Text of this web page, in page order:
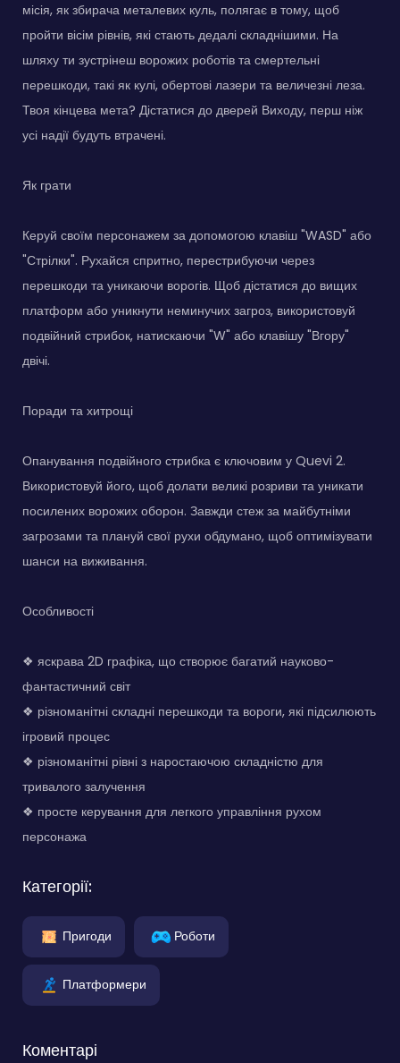
місія, як збирача металевих куль, полягає в тому, щоб
пройти вісім рівнів, які стають дедалі складнішими. На
шляху ти зустрінеш ворожих роботів та смертельні
перешкоди, такі як кулі, обертові лазери та величезні леза.
Твоя кінцева мета? Дістатися до дверей Виходу, перш ніж
усі надії будуть втрачені.
Як грати
Керуй своїм персонажем за допомогою клавіш "WASD" або
"Стрілки". Рухайся спритно, перестрибуючи через
перешкоди та уникаючи ворогів. Щоб дістатися до вищих
платформ або уникнути неминучих загроз, використовуй
подвійний стрибок, натискаючи "W" або клавішу "Вгору"
двічі.
Поради та хитрощі
Опанування подвійного стрибка є ключовим у Quevi 2.
Використовуй його, щоб долати великі розриви та уникати
посилених ворожих оборон. Завжди стеж за майбутніми
загрозами та плануй свої рухи обдумано, щоб оптимізувати
шанси на виживання.
Особливості
❖ яскрава 2D графіка, що створює багатий науково-
фантастичний світ
❖ різноманітні складні перешкоди та вороги, які підсилюють
ігровий процес
❖ різноманітні рівні з наростаючою складністю для
тривалого залучення
❖ просте керування для легкого управління рухом
персонажа
Категорії:
Пригоди Роботи
Платформери
Коментарі